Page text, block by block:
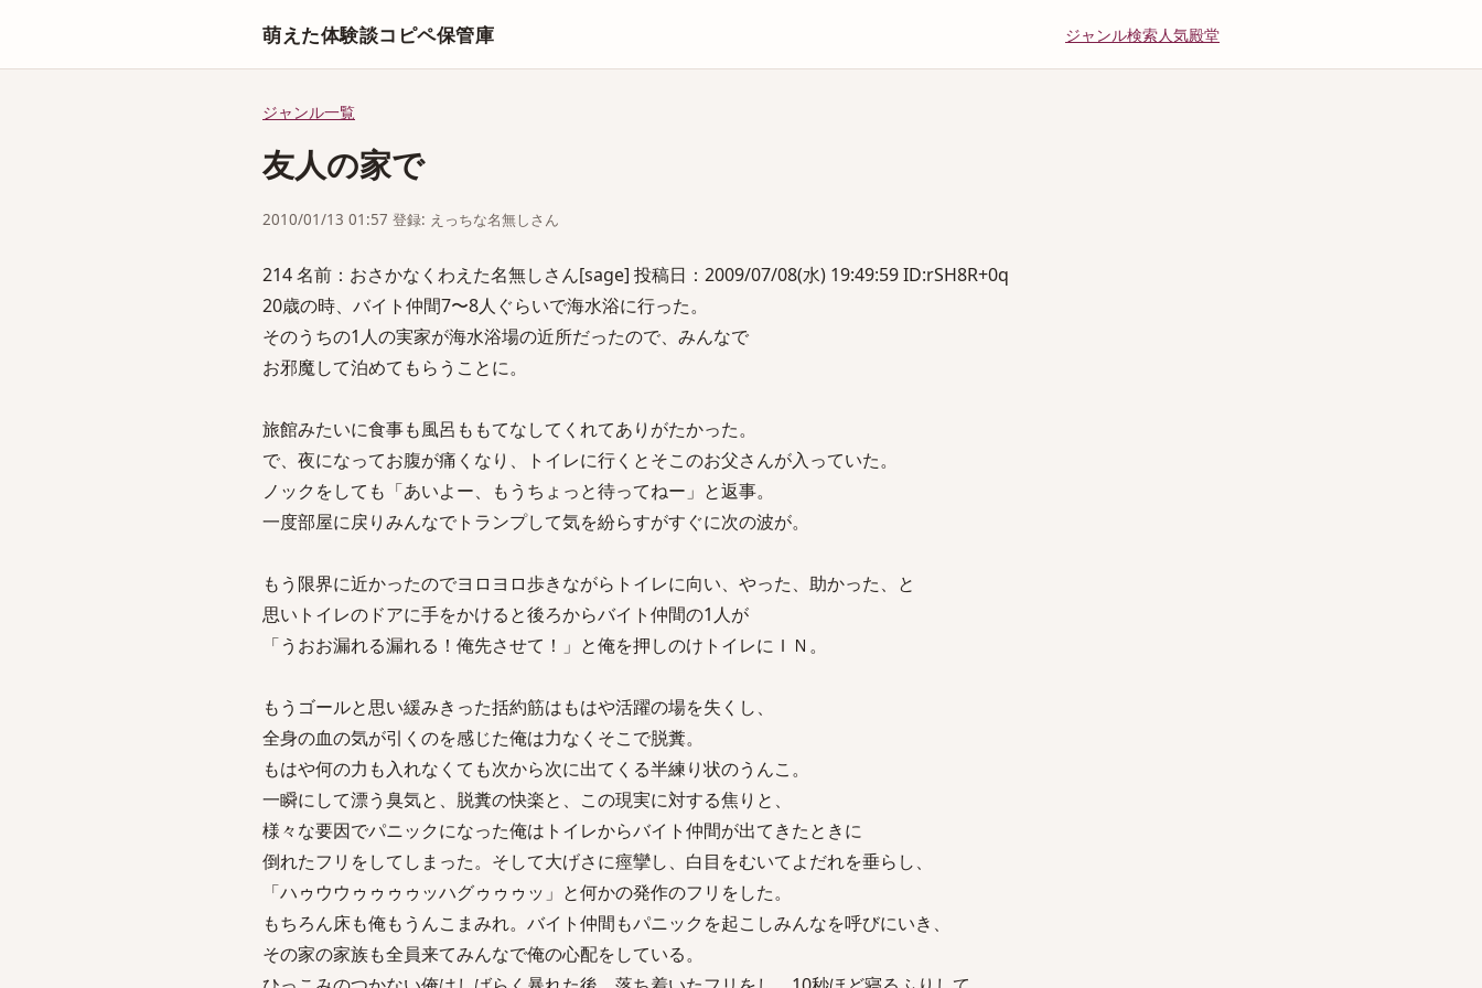
萌えた体験談コピペ保管庫 ジャンル検索人気殿堂
ジャンル一覧
友人の家で
2010/01/13 01:57 登録: えっちな名無しさん
214 名前：おさかなくわえた名無しさん[sage] 投稿日：2009/07/08(水) 19:49:59 ID:rSH8R+0q
20歳の時、バイト仲間7〜8人ぐらいで海水浴に行った。
そのうちの1人の実家が海水浴場の近所だったので、みんなで
お邪魔して泊めてもらうことに。
旅館みたいに食事も風呂ももてなしてくれてありがたかった。
で、夜になってお腹が痛くなり、トイレに行くとそこのお父さんが入っていた。
ノックをしても「あいよー、もうちょっと待ってねー」と返事。
一度部屋に戻りみんなでトランプして気を紛らすがすぐに次の波が。
もう限界に近かったのでヨロヨロ歩きながらトイレに向い、やった、助かった、と
思いトイレのドアに手をかけると後ろからバイト仲間の1人が
「うおお漏れる漏れる！俺先させて！」と俺を押しのけトイレにＩＮ。
もうゴールと思い緩みきった括約筋はもはや活躍の場を失くし、
全身の血の気が引くのを感じた俺は力なくそこで脱糞。
もはや何の力も入れなくても次から次に出てくる半練り状のうんこ。
一瞬にして漂う臭気と、脱糞の快楽と、この現実に対する焦りと、
様々な要因でパニックになった俺はトイレからバイト仲間が出てきたときに
倒れたフリをしてしまった。そして大げさに痙攣し、白目をむいてよだれを垂らし、
「ハゥウウゥゥゥゥッハグゥゥゥッ」と何かの発作のフリをした。
もちろん床も俺もうんこまみれ。バイト仲間もパニックを起こしみんなを呼びにいき、
その家の家族も全員来てみんなで俺の心配をしている。